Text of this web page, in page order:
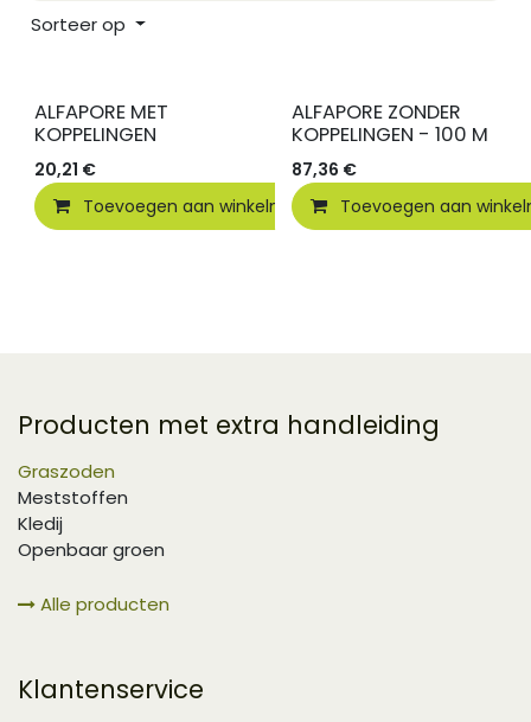
Sorteer op
ALFAPORE MET
KOPPELINGEN
20,21 €
Toevoegen aan winkelmandje
Vergelijken
ALFAPORE ZONDER
KOPPELINGEN - 100 M
87,36 €
Toevoegen aan
Producten met extra handleiding
Graszoden
Meststoffen
Kledij
Openbaar groen
Alle producten
Klantenservice